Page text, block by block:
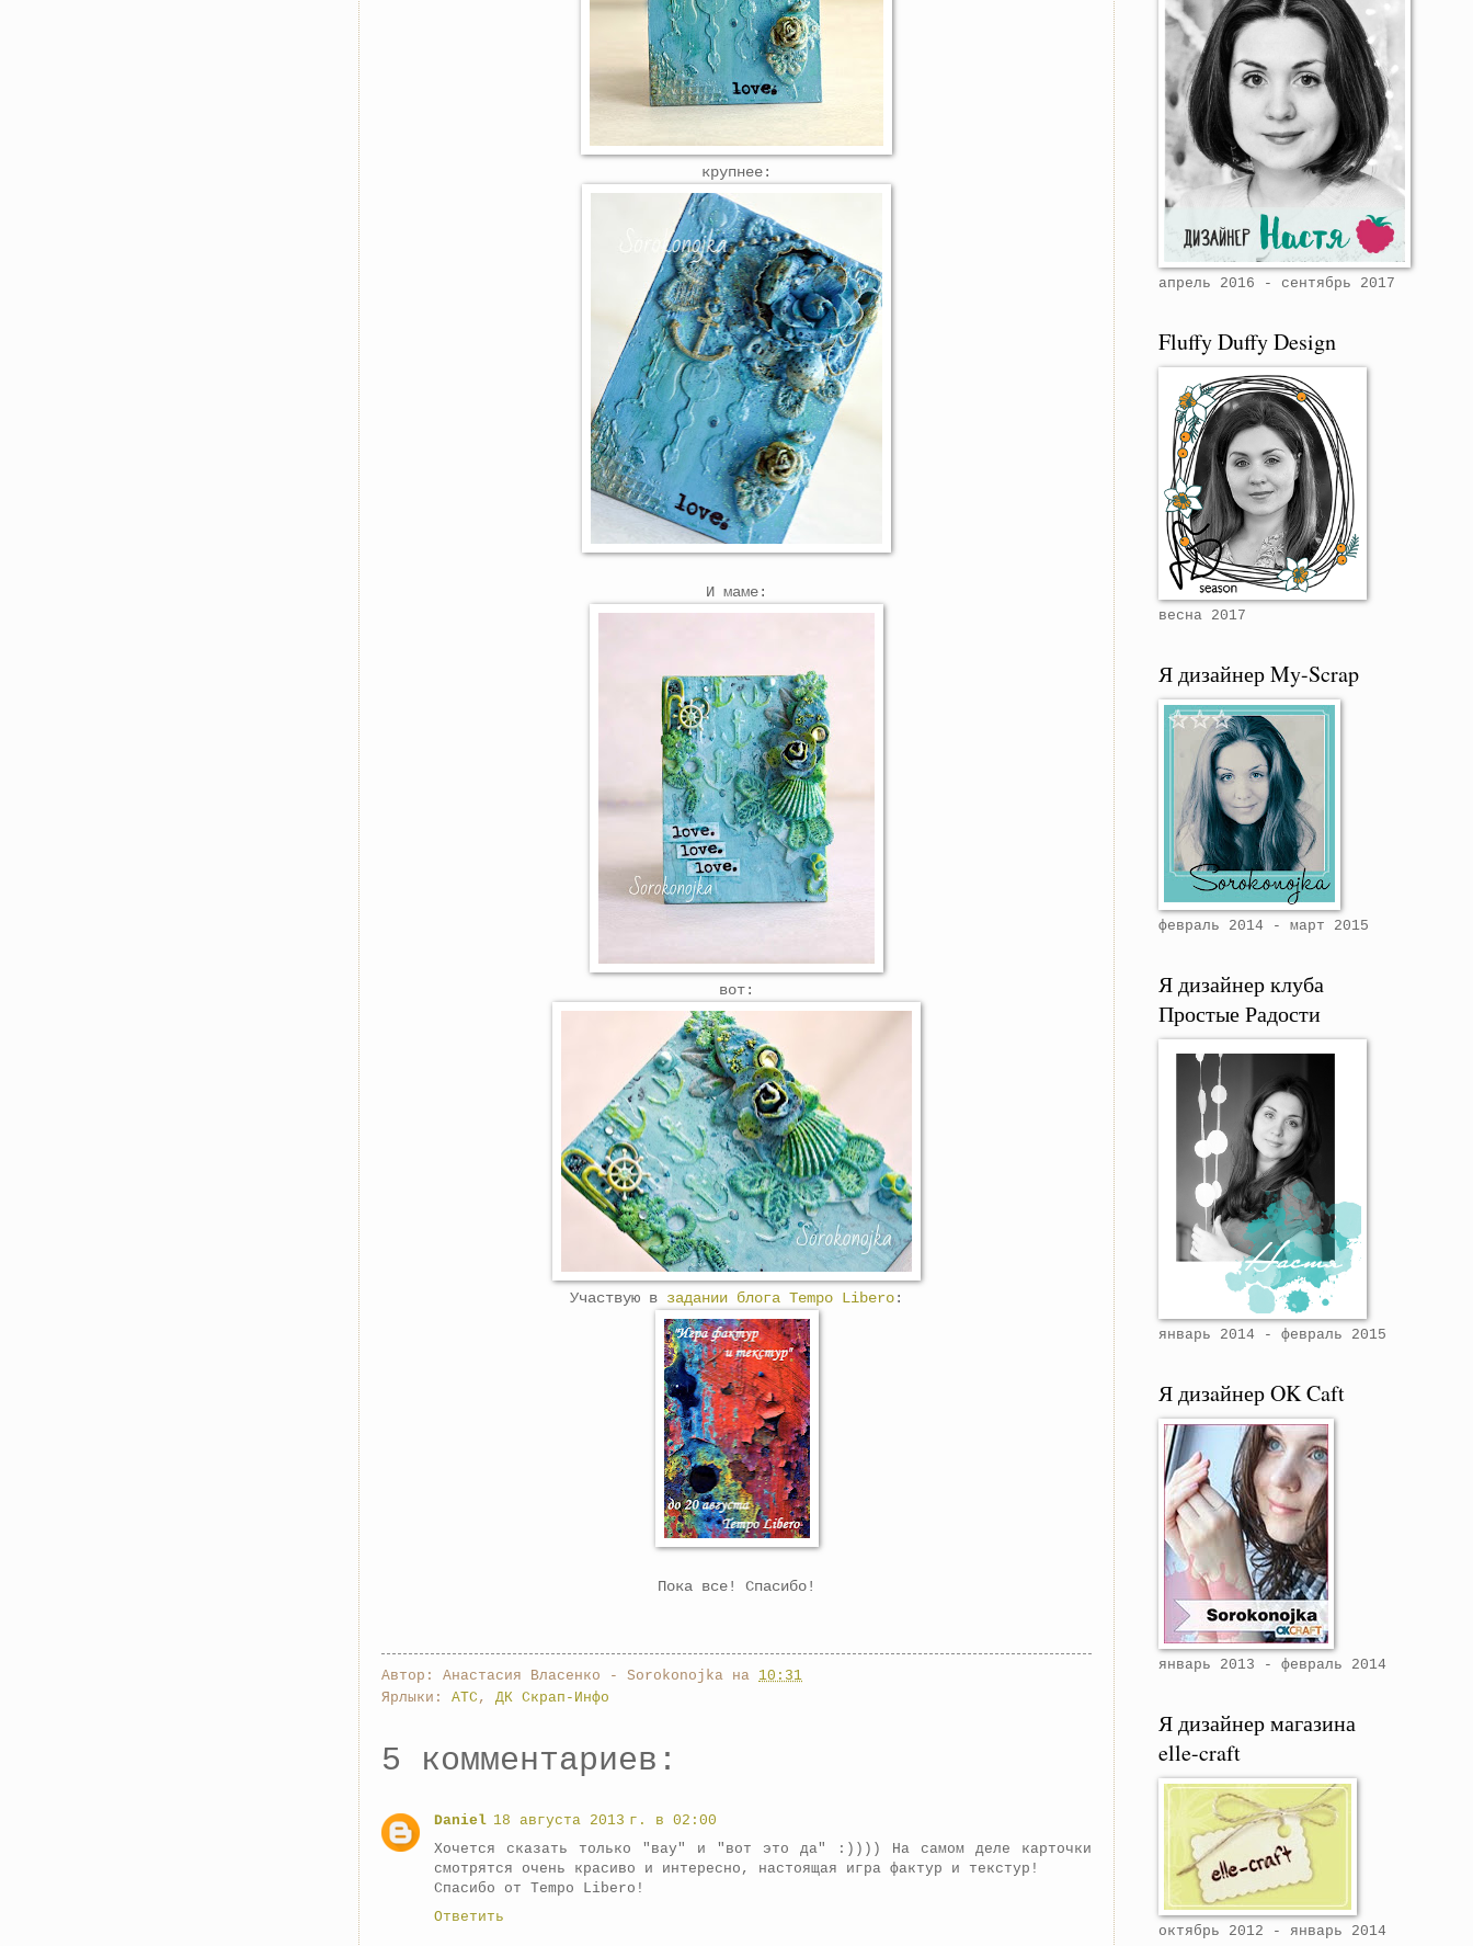
крупнее:
И маме:
вот:
Участвую в задании блога Tempo Libero :
Пока все! Спасибо!
Автор: Анастасия Власенко - Sorokonojka на 10:31
Ярлыки: АТС , ДК Скрап-Инфо
5 комментариев:
Daniel 18 августа 2013 г. в 02:00
Хочется сказать только "вау" и "вот это да" :)))) На самом деле карточки
смотрятся очень красиво и интересно, настоящая игра фактур и текстур!
Спасибо от Tempo Libero!
Ответить
апрель 2016 - сентябрь 2017
Fluffy Duffy Design
весна 2017
Я дизайнер My-Scrap
февраль 2014 - март 2015
Я дизайнер клуба
Простые Радости
январь 2014 - февраль 2015
Я дизaйнер OK Caft
январь 2013 - февраль 2014
Я дизайнер магазина
elle-craft
октябрь 2012 - январь 2014